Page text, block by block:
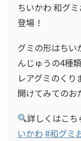
ちいかわ 和グ
登場！
グミの形はちい
んじゅうの4種類
レアグミのくり
開けてみてのお
詳しくはこち
いかわ #和グミ